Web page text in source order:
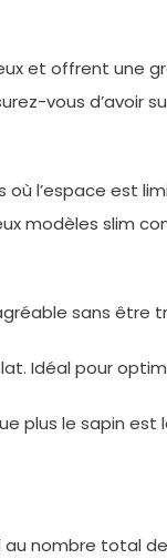
et offrent une
vous d’avoir
l’espace est
modèles slim
sans être
Idéal pour
plus le sapin
au nombre total